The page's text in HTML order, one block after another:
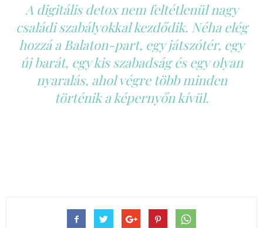
A digitális detox nem feltétlenül nagy
családi szabályokkal kezdődik. Néha elég
hozzá a Balaton-part, egy játszótér, egy
új barát, egy kis szabadság és egy olyan
nyaralás, ahol végre több minden
történik a képernyőn kívül.